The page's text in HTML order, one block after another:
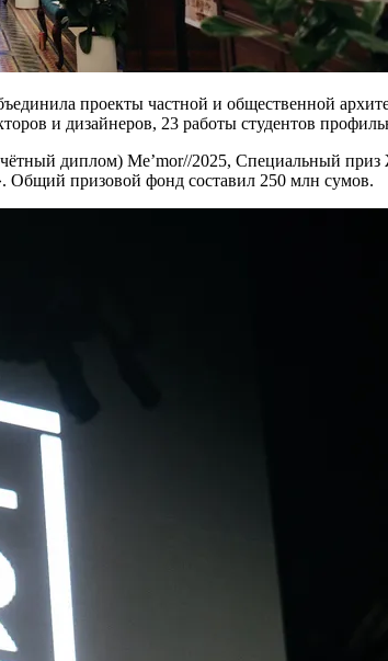
проекты частной и общественной
и дизайнеров, 23 работы студентов
диплом) Me’mor//2025, Специальный
Общий призовой фонд составил 250 млн сумов.